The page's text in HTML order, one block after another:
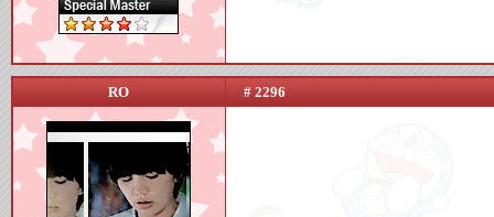
RO # 2296